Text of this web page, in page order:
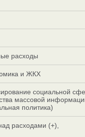
расходы
и ЖКХ
социальной
массовой
политика)
расходами (+),